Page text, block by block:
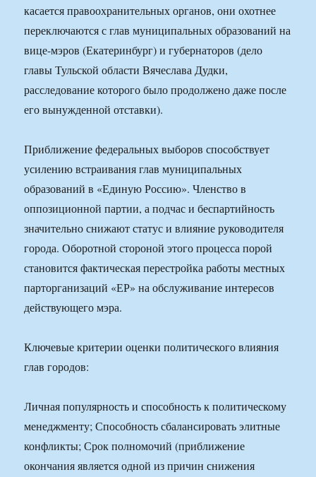
касается правоохранительных органов, они охотнее
переключаются с глав муниципальных образований на
вице-мэров (Екатеринбург) и губернаторов (дело
главы Тульской области Вячеслава Дудки,
расследование которого было продолжено даже после
его вынужденной отставки).
Приближение федеральных выборов способствует
усилению встраивания глав муниципальных
образований в «Единую Россию». Членство в
оппозиционной партии, а подчас и беспартийность
значительно снижают статус и влияние руководителя
города. Оборотной стороной этого процесса порой
становится фактическая перестройка работы местных
парторганизаций «ЕР» на обслуживание интересов
действующего мэра.
Ключевые критерии оценки политического влияния
глав городов:
Личная популярность и способность к политическому
менеджменту; Способность сбалансировать элитные
конфликты; Срок полномочий (приближение
окончания является одной из причин снижения